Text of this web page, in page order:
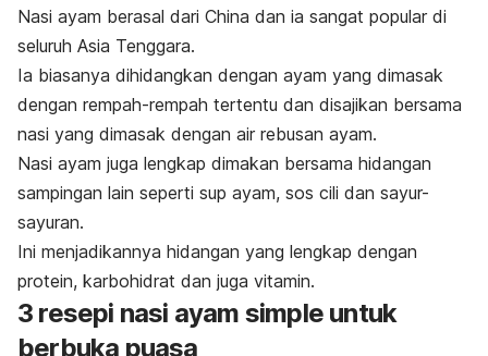
Nasi ayam berasal dari China dan ia sangat popular di
seluruh Asia Tenggara.
Ia biasanya dihidangkan dengan ayam yang dimasak
dengan rempah-rempah tertentu dan disajikan bersama
nasi yang dimasak dengan air rebusan ayam.
Nasi ayam juga lengkap dimakan bersama hidangan
sampingan lain seperti sup ayam, sos cili dan sayur-
sayuran.
Ini menjadikannya hidangan yang lengkap dengan
protein, karbohidrat dan juga vitamin.
3 resepi nasi ayam simple untuk
berbuka puasa